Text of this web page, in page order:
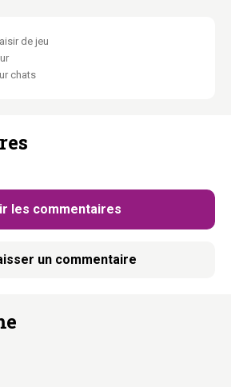
avec tous les autres éléments Wall of
possibles :
de jeu
chats
les commentaires
un commentaire